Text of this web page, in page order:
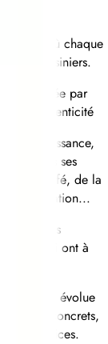
où chaque
de cuisiniers.
portée par
et authenticité
la connaissance,
toutes ses
du café, de la
la maturation...
qui ont à
qui évolue
concrets,
des services.